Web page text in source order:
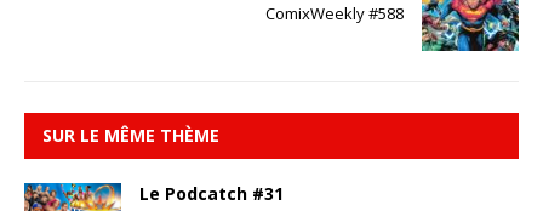
ComixWeekly #588
SUR LE MÊME THÈME
Le Podcatch #31